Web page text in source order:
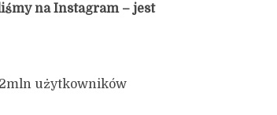
na Instagram – jest
użytkowników